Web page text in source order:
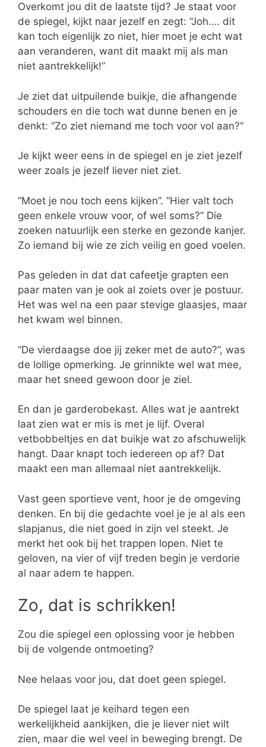
Overkomt jou dit de laatste tijd? Je staat voor
de spiegel, kijkt naar jezelf en zegt: “Joh…. dit
kan toch eigenlijk zo niet, hier moet je echt wat
aan veranderen, want dit maakt mij als man
niet aantrekkelijk!”
Je ziet dat uitpuilende buikje, die afhangende
schouders en die toch wat dunne benen en je
denkt: “Zo ziet niemand me toch voor vol aan?”
Je kijkt weer eens in de spiegel en je ziet jezelf
weer zoals je jezelf liever niet ziet.
“Moet je nou toch eens kijken”. “Hier valt toch
geen enkele vrouw voor, of wel soms?” Die
zoeken natuurlijk een sterke en gezonde kanjer.
Zo iemand bij wie ze zich veilig en goed voelen.
Pas geleden in dat dat cafeetje grapten een
paar maten van je ook al zoiets over je postuur.
Het was wel na een paar stevige glaasjes, maar
het kwam wel binnen.
“De vierdaagse doe jij zeker met de auto?”, was
de lollige opmerking. Je grinnikte wel wat mee,
maar het sneed gewoon door je ziel.
En dan je garderobekast. Alles wat je aantrekt
laat zien wat er mis is met je lijf. Overal
vetbobbeltjes en dat buikje wat zo afschuwelijk
hangt. Daar knapt toch iedereen op af? Dat
maakt een man allemaal niet aantrekkelijk.
Vast geen sportieve vent, hoor je de omgeving
denken. En bij die gedachte voel je je al als een
slapjanus, die niet goed in zijn vel steekt. Je
merkt het ook bij het trappen lopen. Niet te
geloven, na vier of vijf treden begin je verdorie
al naar adem te happen.
Zo, dat is schrikken!
Zou die spiegel een oplossing voor je hebben
bij de volgende ontmoeting?
Nee helaas voor jou, dat doet geen spiegel.
De spiegel laat je keihard tegen een
werkelijkheid aankijken, die je liever niet wilt
zien, maar die wel veel in beweging brengt. De